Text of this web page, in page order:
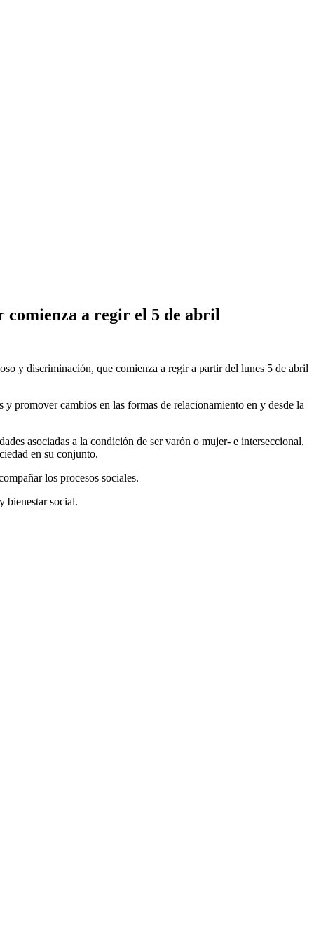
comienza a regir el 5 de abril
y discriminación, que comienza a regir a partir del lunes 5 de abril
promover cambios en las formas de relacionamiento en y desde la
asociadas a la condición de ser varón o mujer- e interseccional,
en su conjunto.
los procesos sociales.
bienestar social.